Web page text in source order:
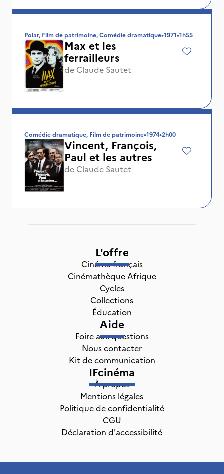
Polar, Film de patrimoine, Comédie dramatique•1971•1h55
Max et les
ferrailleurs
de Claude Sautet
Comédie dramatique, Film de patrimoine•1974•2h00
Vincent, François,
Paul et les autres
de Claude Sautet
L'offre
Cinéma français
Cinémathèque Afrique
Cycles
Collections
Éducation
Aide
Foire aux questions
Nous contacter
Kit de communication
IFcinéma
À propos
Mentions légales
Politique de confidentialité
CGU
Déclaration d'accessibilité